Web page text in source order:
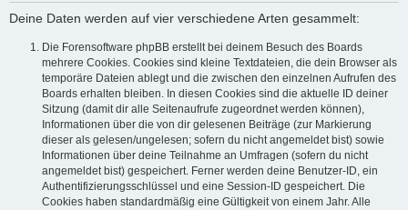
Deine Daten werden auf vier verschiedene Arten gesammelt:
Die Forensoftware phpBB erstellt bei deinem Besuch des Boards
mehrere Cookies. Cookies sind kleine Textdateien, die dein Browser als
temporäre Dateien ablegt und die zwischen den einzelnen Aufrufen des
Boards erhalten bleiben. In diesen Cookies sind die aktuelle ID deiner
Sitzung (damit dir alle Seitenaufrufe zugeordnet werden können),
Informationen über die von dir gelesenen Beiträge (zur Markierung
dieser als gelesen/ungelesen; sofern du nicht angemeldet bist) sowie
Informationen über deine Teilnahme an Umfragen (sofern du nicht
angemeldet bist) gespeichert. Ferner werden deine Benutzer-ID, ein
Authentifizierungsschlüssel und eine Session-ID gespeichert. Die
Cookies haben standardmäßig eine Gültigkeit von einem Jahr. Alle